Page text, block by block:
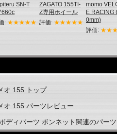
SN-T
: ★★★★★
ZAGATO 155TI-
Z専用ホイール
評価: ★★★★★
momo
E RACING
0mm)
評価:
オ 155 トップ
オ 155 パーツレビュー
ディパーツ ボンネット関連のパー